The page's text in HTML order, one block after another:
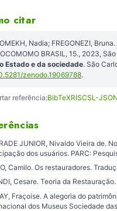
citar
Nadia; FREGONEZI,
BRASIL, 15., 2023,
Estado e da sociedade. São
zenodo.19069788.
referência:BibTeXRISCSL-JSON
JUNIOR, Nivaldo Vieira de.
dos usuários. PARC:
Camilo. Os restauradores.
Cesare. Teoria da
Fraçoise. A alegoria do
dos Museus Sociedade